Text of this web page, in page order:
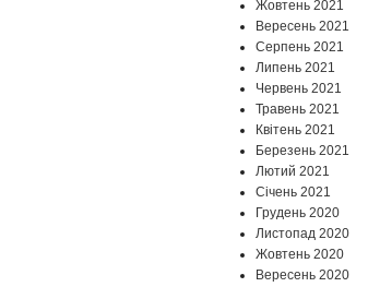
Жовтень 2021
Вересень 2021
Серпень 2021
Липень 2021
Червень 2021
Травень 2021
Квітень 2021
Березень 2021
Лютий 2021
Січень 2021
Грудень 2020
Листопад 2020
Жовтень 2020
Вересень 2020